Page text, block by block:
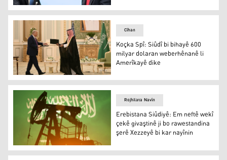
Donald Trump û Ehmed Şera
Koçka Spî: Siûdî bi bihayê 600 milyar dolaran
Cîhan
Koçka Spî: Siûdî bi bihayê 600
milyar dolaran weberhênanê li
Amerîkayê dike
Erebistana Siûdiyê: Em neftê wekî çekê givaştinê ji bo
Rojhilata Navîn
Erebistana Siûdiyê: Em neftê wekî
çekê givaştinê ji bo rawestandina
şerê Xezzeyê bi kar nayînin